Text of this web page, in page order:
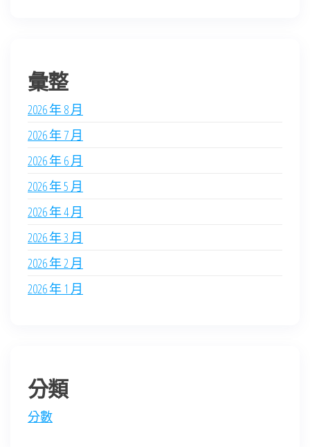
彙整
2026 年 8 月
2026 年 7 月
2026 年 6 月
2026 年 5 月
2026 年 4 月
2026 年 3 月
2026 年 2 月
2026 年 1 月
分類
分數